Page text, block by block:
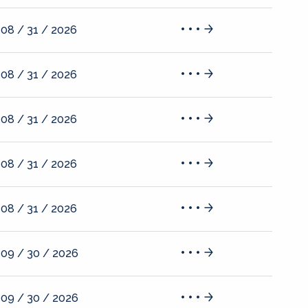
08 / 31 / 2026
08 / 31 / 2026
08 / 31 / 2026
08 / 31 / 2026
08 / 31 / 2026
09 / 30 / 2026
09 / 30 / 2026